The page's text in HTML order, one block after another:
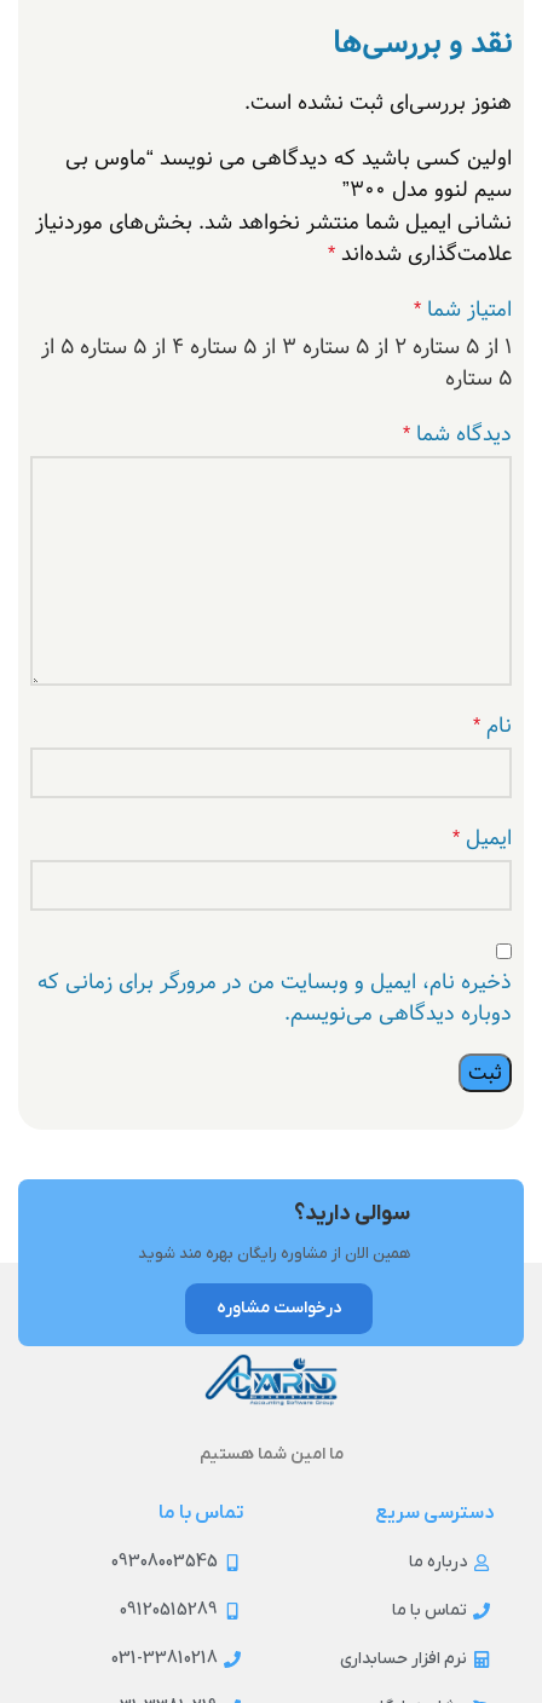
نقد و بررسی‌ها
هنوز بررسی‌ای ثبت نشده است.
اولین کسی باشید که دیدگاهی می نویسد “ماوس بی
سیم لنوو مدل 300”
نشانی ایمیل شما منتشر نخواهد شد. بخش‌های موردنیاز
علامت‌گذاری شده‌اند *
امتیاز شما *
۱ از ۵ ستاره ۲ از ۵ ستاره ۳ از ۵ ستاره ۴ از ۵ ستاره
۵ از
۵ ستاره
دیدگاه شما *
نام*
ایمیل *
ذخیره نام، ایمیل و وبسایت من در مرورگر برای زمانی که
دوباره دیدگاهی می‌نویسم.
سوالی دارید؟
همین الان از مشاوره رایگان بهره مند شوید
درخواست مشاوره
ما امین شما هستیم
دسترسی سریع
درباره ما
تماس با ما
نرم افزار حسابداری
تماس با ما
09308003545
09120515289
031-33810218